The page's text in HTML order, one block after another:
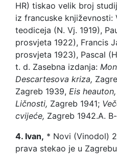
HR) tiskao velik broj
iz francuske književnosti:
teodiceja (N. Vj. 1919),
prosvjeta 1922), Francis
prosvjeta 1923), Pascal
t. d. Zasebna izdanja:
Descartesova kriza,
Zagreb 1939, Eis heauton,
Ličnosti, Zagreb 1941;
cvijeće, Zagreb 1942.A.
4. Ivan, * Novi (Vinodol)
prava stekao je u